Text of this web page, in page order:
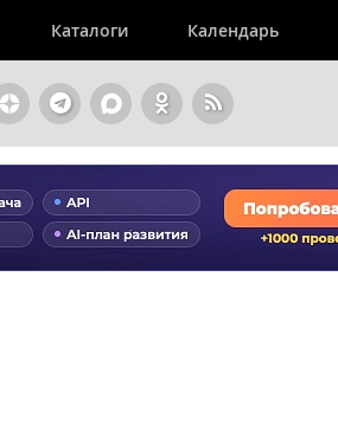
Каталоги Календарь